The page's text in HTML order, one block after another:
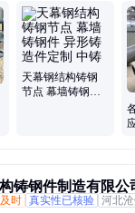
天幕钢结构铸钢
节点 幕墙铸钢件
铸钢件制造有限公
时 真实性已核验 河北沧